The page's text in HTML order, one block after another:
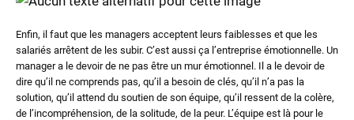
Enfin, il faut que les managers acceptent leurs faiblesses et que les
salariés arrêtent de les subir. C’est aussi ça l’entreprise émotionnelle. Un
manager a le devoir de ne pas être un mur émotionnel. Il a le devoir de
dire qu’il ne comprends pas, qu’il a besoin de clés, qu’il n’a pas la
solution, qu’il attend du soutien de son équipe, qu’il ressent de la colère,
de l’incompréhension, de la solitude, de la peur. L’équipe est là pour le